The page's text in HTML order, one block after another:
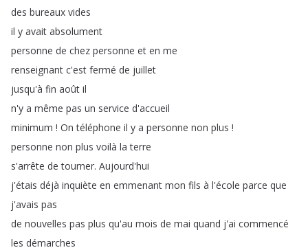
des bureaux vides
il y avait absolument
personne de chez personne et en me
renseignant c'est fermé de juillet
jusqu'à fin août il
n'y a même pas un service d'accueil
minimum ! On téléphone il y a personne non plus !
personne non plus voilà la terre
s'arrête de tourner. Aujourd'hui
j'étais déjà inquiète en emmenant mon fils à l'école parce que
j'avais pas
de nouvelles pas plus qu'au mois de mai quand j'ai commencé
les démarches